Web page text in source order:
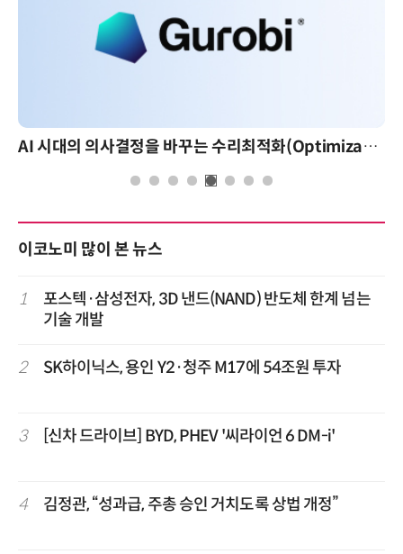
AI 시대의 의사결정을 바꾸는 수리최적화(Optimization): 실제 산업 적용 사례와 활용 전략
이코노미 많이 본 뉴스
1
포스텍·삼성전자, 3D 낸드(NAND) 반도체 한계 넘는
기술 개발
2 SK하이닉스, 용인 Y2·청주 M17에 54조원 투자
3 [신차 드라이브] BYD, PHEV '씨라이언 6 DM-i'
4 김정관, “성과급, 주총 승인 거치도록 상법 개정”